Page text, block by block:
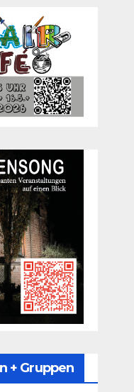
+ Gruppen